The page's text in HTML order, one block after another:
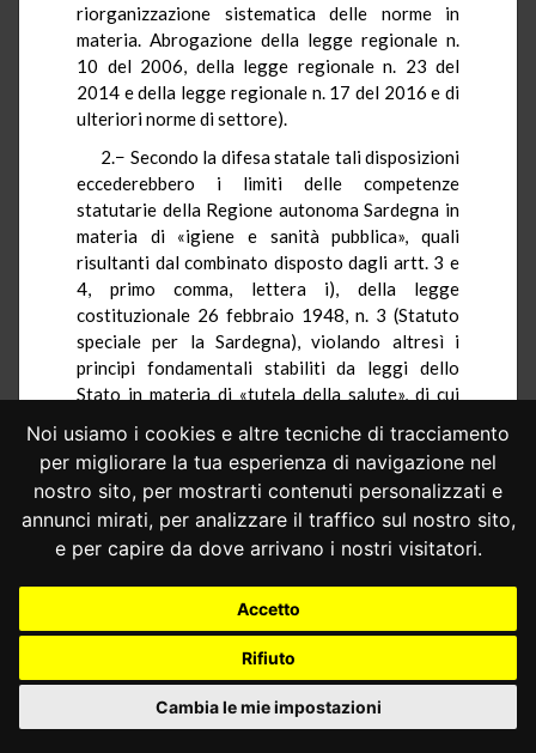
Noi usiamo i cookies e altre tecniche di tracciamento
per migliorare la tua esperienza di navigazione nel
nostro sito, per mostrarti contenuti personalizzati e
annunci mirati, per analizzare il traffico sul nostro sito,
e per capire da dove arrivano i nostri visitatori.
Accetto
Rifiuto
Cambia le mie impostazioni
riorganizzazione sistematica delle norme in
materia. Abrogazione della legge regionale n.
10 del 2006, della legge regionale n. 23 del
2014 e della legge regionale n. 17 del 2016 e di
ulteriori norme di settore).
2.− Secondo la difesa statale tali disposizioni
eccederebbero i limiti delle competenze
statutarie della Regione autonoma Sardegna in
materia di «igiene e sanità pubblica», quali
risultanti dal combinato disposto dagli artt. 3 e
4, primo comma, lettera i), della legge
costituzionale 26 febbraio 1948, n. 3 (Statuto
speciale per la Sardegna), violando altresì i
principi fondamentali stabiliti da leggi dello
Stato in materia di «tutela della salute», di cui
2.1.− In primo luogo è impugnato l’art. 11,
comma 2, della legge reg. Sardegna n. 24 del
2020, ove si prevede che «[i] direttori generali
sono nominati con deliberazione della Giunta
regionale su proposta dell’Assessore regionale
competente in materia di sanità, attingendo
obbligatoriamente all’elenco regionale di idonei,
oppure all’elenco nazionale di cui al decreto
legislativo 4 agosto 2016, n. 171 (Attuazione
della delega di cui all’articolo 11, comma 1,
lettera p), della legge 7 agosto 2015, n. 124, in